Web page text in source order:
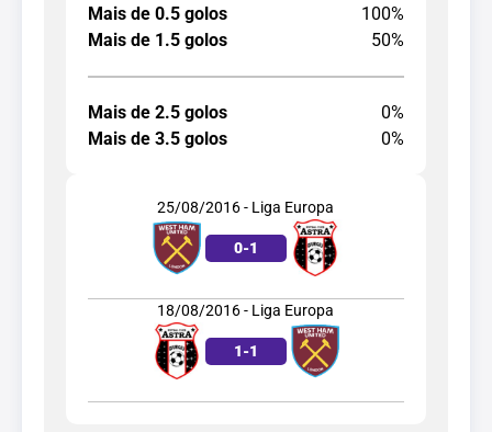
Mais de 0.5 golos
100%
Mais de 1.5 golos
50%
Mais de 2.5 golos
0%
Mais de 3.5 golos
0%
25/08/2016 - Liga Europa
0-1
18/08/2016 - Liga Europa
1-1